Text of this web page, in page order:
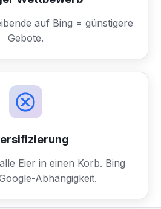
auf Bing = günstigere
Gebote.
Eier in einen Korb. Bing
Abhängigkeit.